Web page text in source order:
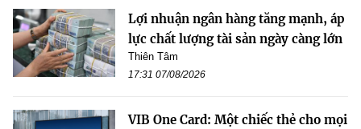
Lợi nhuận ngân hàng tăng mạnh, áp
lực chất lượng tài sản ngày càng lớn
Thiên Tâm
17:31 07/08/2026
VIB One Card: Một chiếc thẻ cho mọi